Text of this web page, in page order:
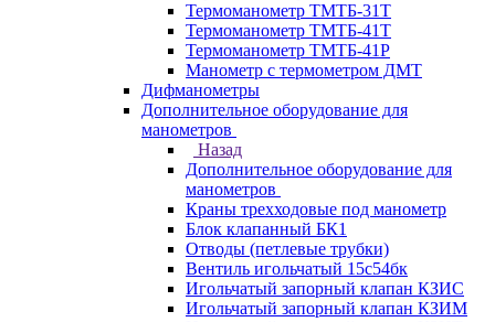
Термоманометр ТМТБ-31Т
Термоманометр ТМТБ-41Т
Термоманометр ТМТБ-41Р
Манометр с термометром ДМТ
Дифманометры
Дополнительное оборудование для
манометров
Назад
Дополнительное оборудование для
манометров
Краны трехходовые под манометр
Блок клапанный БК1
Отводы (петлевые трубки)
Вентиль игольчатый 15с54бк
Игольчатый запорный клапан КЗИС
Игольчатый запорный клапан КЗИМ